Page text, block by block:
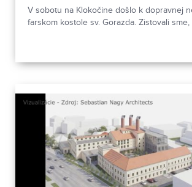
V sobotu na Klokočine došlo k dopravnej
farskom kostole sv. Gorazda. Zistovali